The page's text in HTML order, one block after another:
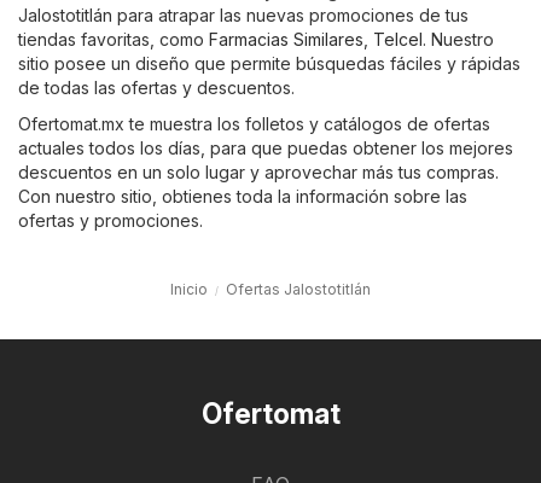
Jalostotitlán para atrapar las nuevas promociones de tus
tiendas favoritas, como Farmacias Similares Telcel. Nuestro
sitio posee un diseño que permite búsquedas fáciles y rápidas
de todas las ofertas y descuentos.
Ofertomat.mx te muestra los folletos y catálogos de ofertas
actuales todos los días, para que puedas obtener los mejores
descuentos en un solo lugar y aprovechar más tus compras.
Con nuestro sitio, obtienes toda la información sobre las
ofertas y promociones.
Inicio Ofertas Jalostotitlán
Ofertomat